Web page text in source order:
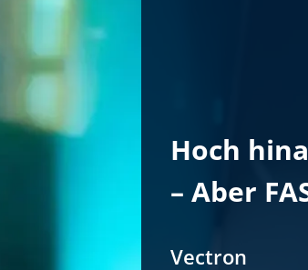
Hoch
– Aber
Vectron